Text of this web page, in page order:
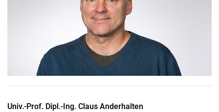
Univ.-Prof. Dipl.-Ing. Claus Anderhalten